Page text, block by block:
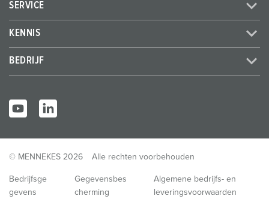
SERVICE
KENNIS
BEDRIJF
© MENNEKES 2026 Alle rechten voorbehouden
Bedrijfsge
gevens
Gegevensbes
cherming
Algemene bedrijfs- en
leveringsvoorwaarden